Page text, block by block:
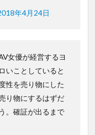
年4月24日
女優が経営するヨ
いことしていると
性を売り物にした
り物にするはずだ
。確証が出るまで